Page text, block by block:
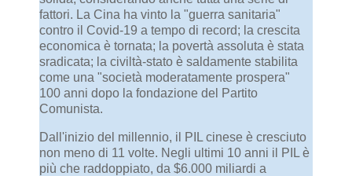
fattori. La Cina ha vinto la "guerra sanitaria"
contro il Covid-19 a tempo di record; la crescita
economica è tornata; la povertà assoluta è stata
sradicata; la civiltà-stato è saldamente stabilita
come una "società moderatamente prospera"
100 anni dopo la fondazione del Partito
Comunista.
Dall'inizio del millennio, il PIL cinese è cresciuto
non meno di 11 volte. Negli ultimi 10 anni il PIL è
più che raddoppiato, da $6.000 miliardi a